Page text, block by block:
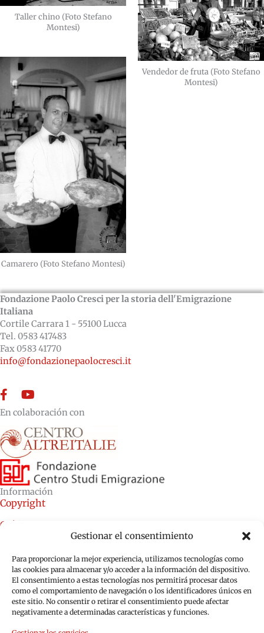
Gestionar el consentimiento
Para proporcionar la mejor experiencia, utilizamos tecnologías como
las cookies para almacenar y/o acceder a la información del dispositivo.
El consentimiento a estas tecnologías nos permitirá procesar datos
como el comportamiento de navegación o los identificadores únicos en
este sitio. No consentir o retirar el consentimiento puede afectar
negativamente a determinadas características y funciones.
Taller chino (Foto Stefano
Montesi)
Camarero (Foto Stefano Montesi)
Vendedor de fruta (Foto Stefano
Montesi)
Fondazione Paolo Cresci per la storia dell'Emigrazione
Italiana
Cortile Carrara 1 - 55100 Lucca
Tel. 0583 417483
Fax 0583 41770
info@fondazionepaolocresci.it
FacebookYouTube
En colaboración con
Información
Copyright
Créditos
Política de privacidad (UE)